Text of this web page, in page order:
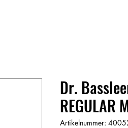
Dr.
REGULAR
Artikelnummer: